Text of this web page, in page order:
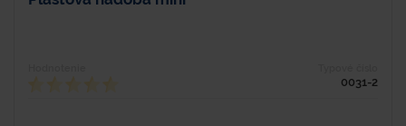
0031-2